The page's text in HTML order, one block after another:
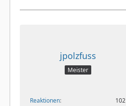
jpolzfuss
Meister
Reaktionen
102